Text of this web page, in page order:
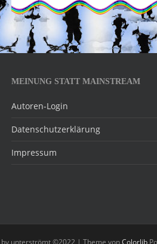
MEINUNG STATT MAINSTREAM
Autoren-Login
Datenschutzerklärung
Impressum